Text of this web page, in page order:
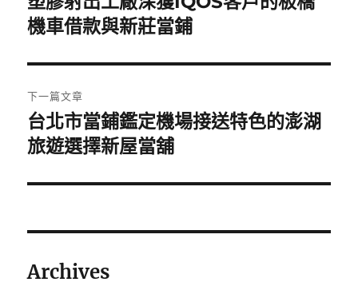
導
覽
一
文
章:
機車借款與新莊當鋪
下一篇文章
下
一
文
台北市當鋪鑑定機場接送特色的澎湖
旅遊選擇新屋當舖
Archives